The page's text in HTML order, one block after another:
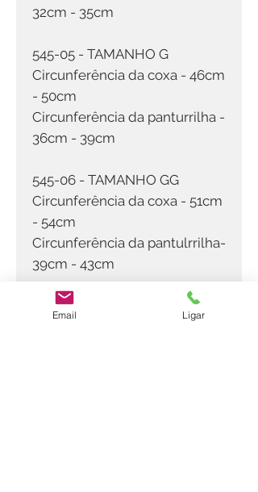
32cm - 35cm
545-05 - TAMANHO G
Circunferência da coxa - 46cm
- 50cm
Circunferência da panturrilha -
36cm - 39cm
545-06 - TAMANHO GG
Circunferência da coxa - 51cm
- 54cm
Circunferência da pantulrrilha-
39cm - 43cm
Contatos
Email Ligar